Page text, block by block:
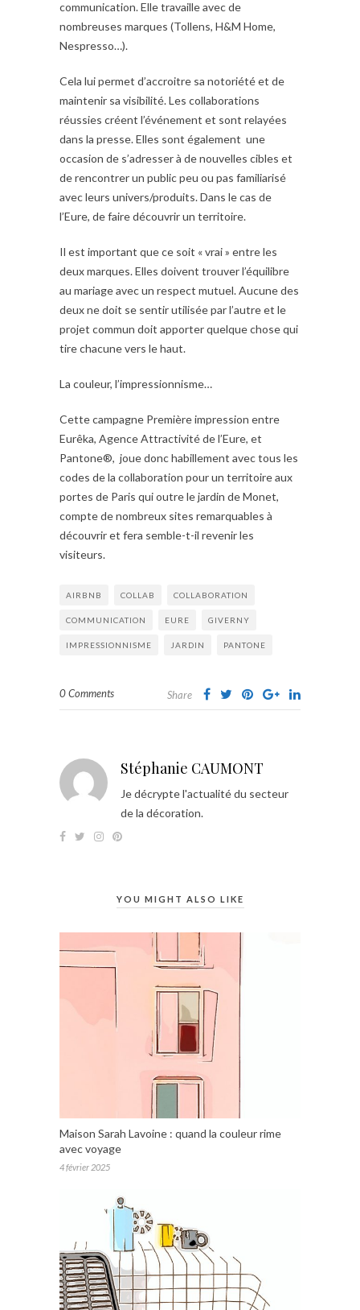
communication. Elle travaille avec de
nombreuses marques (Tollens, H&M Home,
Nespresso…).
Cela lui permet d’accroitre sa notoriété et de
maintenir sa visibilité. Les collaborations
réussies créent l’événement et sont relayées
dans la presse. Elles sont également une
occasion de s’adresser à de nouvelles cibles et
de rencontrer un public peu ou pas familiarisé
avec leurs univers/produits. Dans le cas de
l’Eure, de faire découvrir un territoire.
Il est important que ce soit « vrai » entre les
deux marques. Elles doivent trouver l’équilibre
au mariage avec un respect mutuel. Aucune des
deux ne doit se sentir utilisée par l’autre et le
projet commun doit apporter quelque chose qui
tire chacune vers le haut.
La couleur, l’impressionnisme…
Cette campagne Première impression entre
Eurêka, Agence Attractivité de l’Eure, et
Pantone®, joue donc habillement avec tous les
codes de la collaboration pour un territoire aux
portes de Paris qui outre le jardin de Monet,
compte de nombreux sites remarquables à
découvrir et fera semble-t-il revenir les
visiteurs.
AIRBNB COLLAB COLLABORATION
COMMUNICATION EURE GIVERNY
IMPRESSIONNISME JARDIN PANTONE
0 Comments Share
Stéphanie CAUMONT
Je décrypte l'actualité du secteur
de la décoration.
YOU MIGHT ALSO LIKE
Maison Sarah Lavoine : quand la couleur rime
avec voyage
4 février 2025